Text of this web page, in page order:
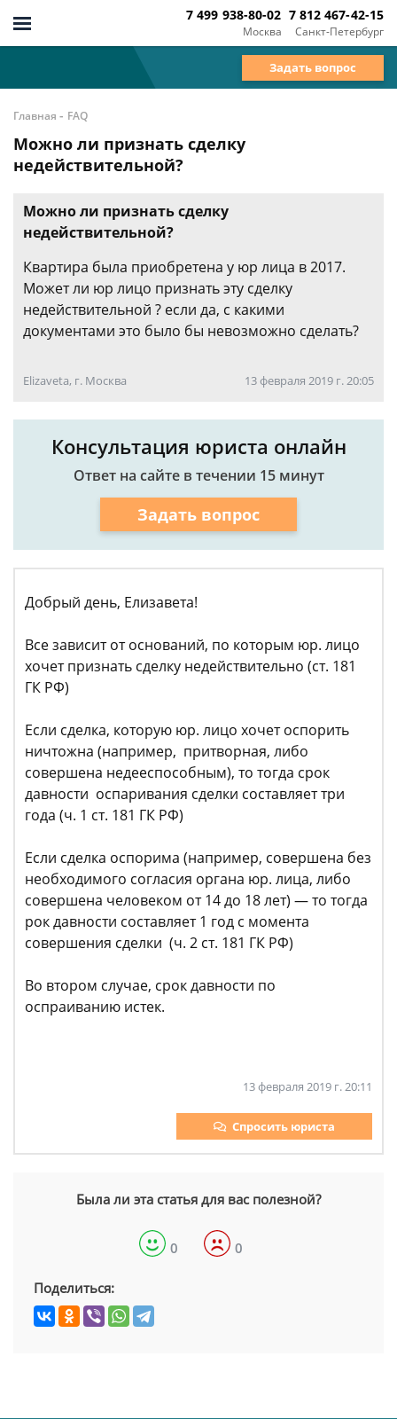
Москва
7 499 938-80-02
Санкт-Петербург
7 812 467-42-15
Задать вопрос
Главная - FAQ
Можно ли признать сделку
недействительной?
Можно ли признать сделку
недействительной?
Квартира была приобретена у юр лица в 2017.
Может ли юр лицо признать эту сделку
недействительной ? если да, с какими
документами это было бы невозможно сделать?
Elizaveta, г. Москва 13 февраля 2019 г. 20:05
Консультация юриста онлайн
Ответ на сайте в течении 15 минут
Задать вопрос
Добрый день, Елизавета!
Все зависит от оснований, по которым юр. лицо
хочет признать сделку недействительно (ст. 181
ГК РФ)
Если сделка, которую юр. лицо хочет оспорить
ничтожна (например, притворная, либо
совершена недееспособным), то тогда срок
давности оспаривания сделки составляет три
года (ч. 1 ст. 181 ГК РФ)
Если сделка оспорима (например, совершена без
необходимого согласия органа юр. лица, либо
совершена человеком от 14 до 18 лет) — то тогда
рок давности составляет 1 год с момента
совершения сделки (ч. 2 ст. 181 ГК РФ)
Во втором случае, срок давности по
оспраиванию истек.
13 февраля 2019 г. 20:11
Спросить юриста
Была ли эта статья для вас полезной?
0 0
Поделиться: